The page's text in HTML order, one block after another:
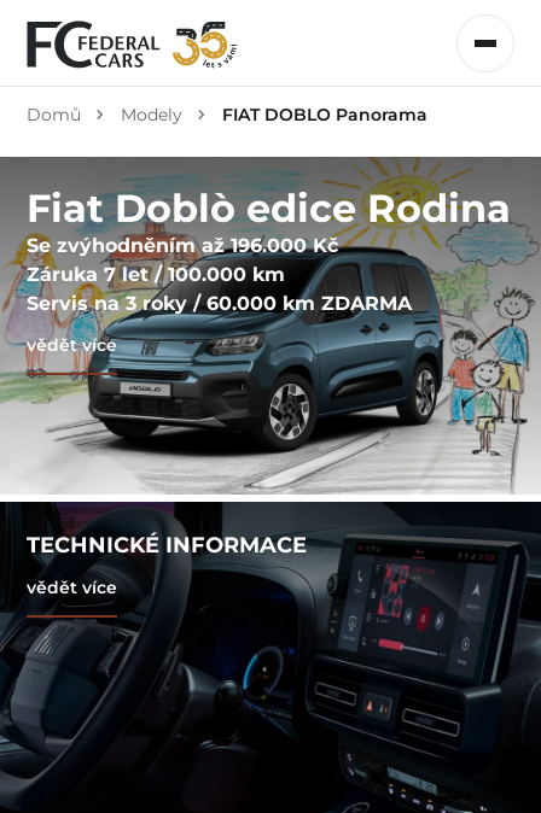
Domů Modely FIAT DOBLO Panorama
Fiat Doblò edice Rodina
Se zvýhodněním až 196.000 Kč
Záruka 7 let / 100.000 km
Servis na 3 roky / 60.000 km ZDARMA
vědět více
TECHNICKÉ INFORMACE
vědět více